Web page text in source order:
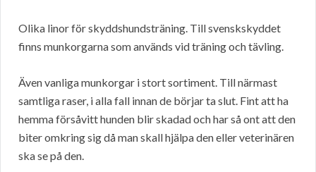
Olika linor för skyddshundsträning. Till svenskskyddet
finns munkorgarna som används vid träning och tävling.
Även vanliga munkorgar i stort sortiment. Till närmast
samtliga raser, i alla fall innan de börjar ta slut. Fint att ha
hemma försåvitt hunden blir skadad och har så ont att den
biter omkring sig då man skall hjälpa den eller veterinären
ska se på den.